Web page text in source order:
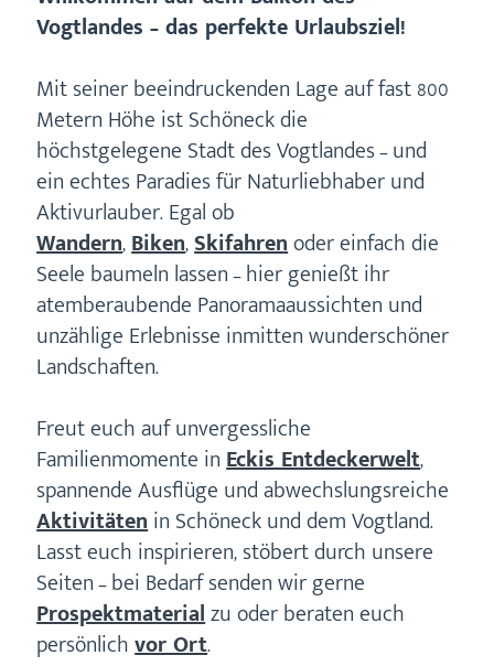
Vogtlandes – das perfekte Urlaubsziel!
Mit seiner beeindruckenden Lage auf fast 800
Metern Höhe ist Schöneck die
höchstgelegene Stadt des Vogtlandes – und
ein echtes Paradies für Naturliebhaber und
Aktivurlauber. Egal ob
Wandern,Biken,Skifahrenoder einfach die
Seele baumeln lassen – hier genießt ihr
atemberaubende Panoramaaussichten und
unzählige Erlebnisse inmitten wunderschöner
Landschaften.
Freut euch auf unvergessliche
Familienmomente inEckis Entdeckerwelt,
spannende Ausflüge und abwechslungsreiche
Aktivitätenin Schöneck und dem Vogtland.
Lasst euch inspirieren, stöbert durch unsere
Seiten – bei Bedarf senden wir gerne
Prospektmaterialzu oder beraten euch
persönlichvor Ort.